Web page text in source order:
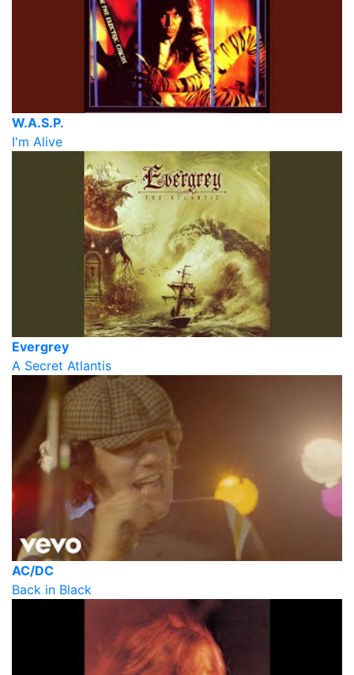
W.A.S.P.
I'm Alive
Evergrey
A Secret Atlantis
AC/DC
Back in Black